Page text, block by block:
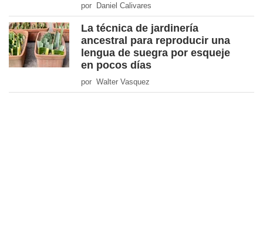
por Daniel Calivares
La técnica de jardinería
ancestral para reproducir una
lengua de suegra por esqueje
en pocos días
por Walter Vasquez